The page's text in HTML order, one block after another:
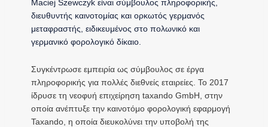
Maciej Szewczyk είναι σύμβουλος πληροφορικής,
διευθυντής καινοτομίας και ορκωτός γερμανός
μεταφραστής, ειδικευμένος στο πολωνικό και
γερμανικό φορολογικό δίκαιο.
Συγκέντρωσε εμπειρία ως σύμβουλος σε έργα
πληροφορικής για πολλές διεθνείς εταιρείες. Το 2017
ίδρυσε τη νεοφυή επιχείρηση taxando GmbH, στην
οποία ανέπτυξε την καινοτόμο φορολογική εφαρμογή
Taxando, η οποία διευκολύνει την υποβολή της